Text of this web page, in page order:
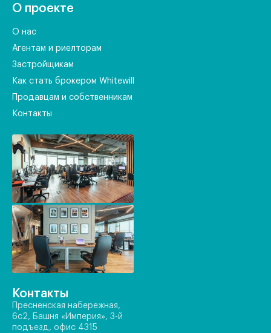
О проекте
О нас
Агентам и риелторам
Застройщикам
Как стать брокером Whitewill
Продавцам и собственникам
Контакты
Контакты
Пресненская набережная,
6с2, Башня «Империя», 3-й
подъезд, офис 4315